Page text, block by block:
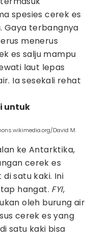
spesies cerek es
Gaya terbangnya
menerus
es salju mampu
laut lepas
Ia sesekali rehat
untuk
David M.
ke Antarktika,
cerek es
satu kaki. Ini
hangat. FYI,
oleh burung air
cerek es yang
satu kaki bisa